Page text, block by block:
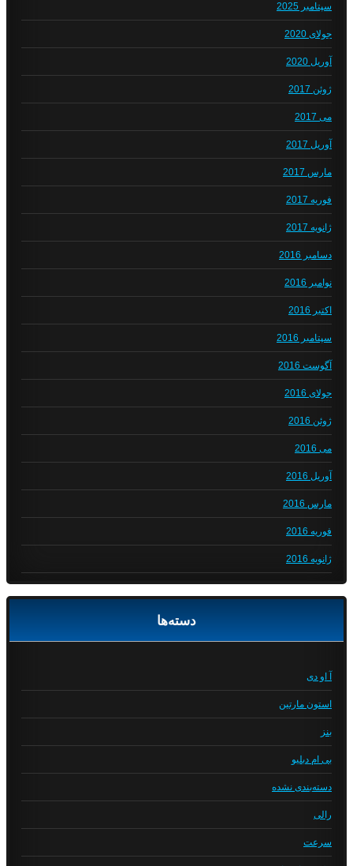
سپتامبر 2025
جولای 2020
آوریل 2020
ژوئن 2017
می 2017
آوریل 2017
مارس 2017
فوریه 2017
ژانویه 2017
دسامبر 2016
نوامبر 2016
اکتبر 2016
سپتامبر 2016
آگوست 2016
جولای 2016
ژوئن 2016
می 2016
آوریل 2016
مارس 2016
فوریه 2016
ژانویه 2016
دسته‌ها
آ او دی
استون مارتین
بنز
بی ام دبلیو
دسته‌بندی نشده
رالی
سرعت